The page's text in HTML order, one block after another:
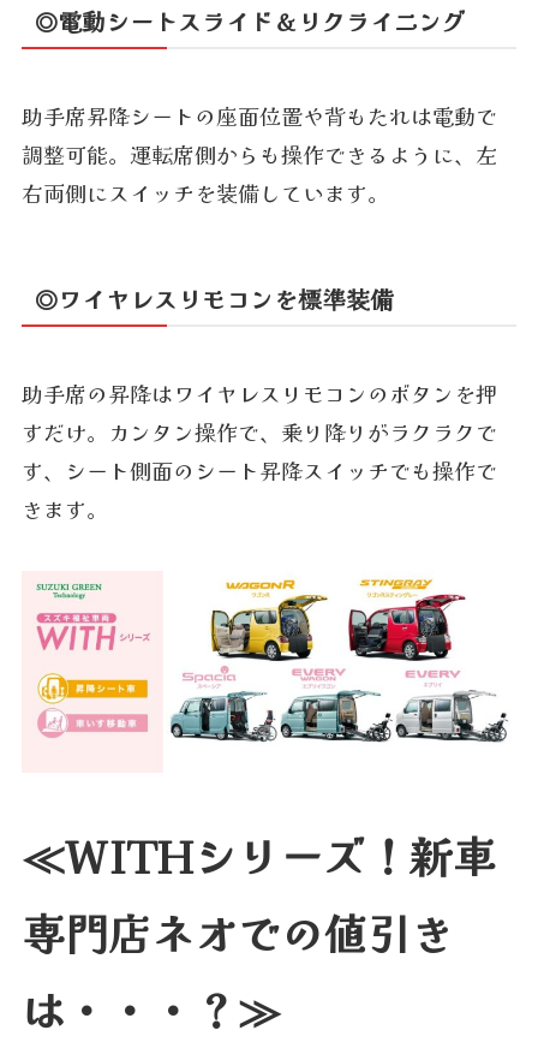
◎電動シートスライド＆リクライニング
助手席昇降シートの座面位置や背もたれは電動で
調整可能。運転席側からも操作できるように、左
右両側にスイッチを装備しています。
◎ワイヤレスリモコンを標準装備
助手席の昇降はワイヤレスリモコンのボタンを押
すだけ。カンタン操作で、乗り降りがラクラクで
す、シート側面のシート昇降スイッチでも操作で
きます。
≪WITHシリーズ！新車
専門店ネオでの値引き
は・・・？≫